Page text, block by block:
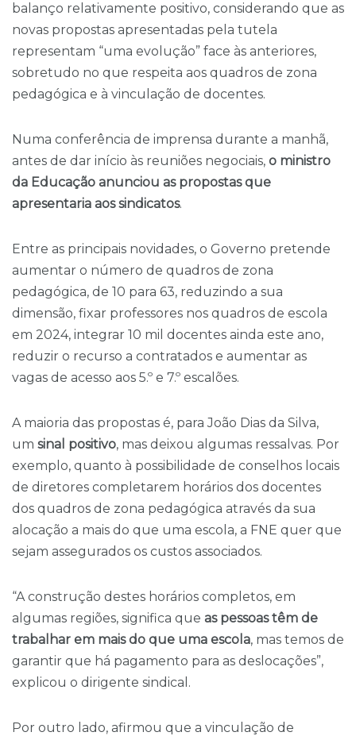
balanço relativamente positivo, considerando que as
novas propostas apresentadas pela tutela
representam “uma evolução” face às anteriores,
sobretudo no que respeita aos quadros de zona
pedagógica e à vinculação de docentes.
Numa conferência de imprensa durante a manhã,
antes de dar início às reuniões negociais, o ministro
da Educação anunciou as propostas que
apresentaria aos sindicatos.
Entre as principais novidades, o Governo pretende
aumentar o número de quadros de zona
pedagógica, de 10 para 63, reduzindo a sua
dimensão, fixar professores nos quadros de escola
em 2024, integrar 10 mil docentes ainda este ano,
reduzir o recurso a contratados e aumentar as
vagas de acesso aos 5.º e 7.º escalões.
A maioria das propostas é, para João Dias da Silva,
um sinal positivo, mas deixou algumas ressalvas. Por
exemplo, quanto à possibilidade de conselhos locais
de diretores completarem horários dos docentes
dos quadros de zona pedagógica através da sua
alocação a mais do que uma escola, a FNE quer que
sejam assegurados os custos associados.
“A construção destes horários completos, em
algumas regiões, significa que as pessoas têm de
trabalhar em mais do que uma escola, mas temos de
garantir que há pagamento para as deslocações”,
explicou o dirigente sindical.
Por outro lado, afirmou que a vinculação de